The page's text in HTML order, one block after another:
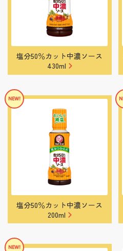
塩分50％カット中濃ソース
430ml
塩分50％カット中濃ソース
200ml